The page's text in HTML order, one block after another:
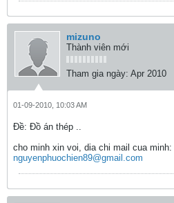
mizuno
Thành viên mới
Tham gia ngày: Apr 2010
01-09-2010, 10:03 AM
Ðề: Đồ án thép ..
cho minh xin voi, dia chi mail cua minh:
nguyenphuochien89@gmail.com